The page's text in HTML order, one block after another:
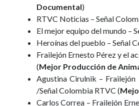
Documental)
RTVC Noticias – Señal
El mejor equipo del mundo –
Heroínas del pueblo – Señal
Frailejón Ernesto Pérez y el
(Mejor Producción de
Agustina Cirulnik – Frailejón
/Señal Colombia RTVC (
Carlos Correa – Frailejón